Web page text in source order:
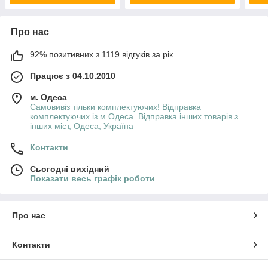
Про нас
92% позитивних з 1119 відгуків за рік
Працює з 04.10.2010
м. Одеса
Самовивіз тільки комплектуючих! Відправка
комплектуючих із м.Одеса. Відправка інших товарів з
інших міст, Одеса, Україна
Контакти
Сьогодні вихідний
Показати весь графік роботи
Про нас
Контакти